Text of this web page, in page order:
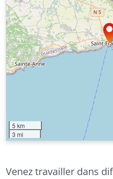
5 km
3 mi
Venez travailler dans